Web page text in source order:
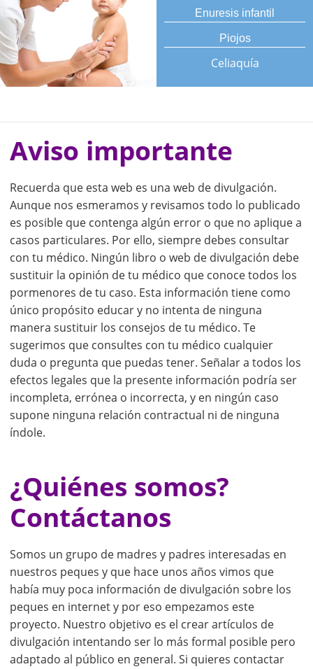
Enuresis infantil
Piojos
Celiaquía
Aviso importante
Recuerda que esta web es una web de divulgación.
Aunque nos esmeramos y revisamos todo lo publicado
es posible que contenga algún error o que no aplique a
casos particulares. Por ello, siempre debes consultar
con tu médico. Ningún libro o web de divulgación debe
sustituir la opinión de tu médico que conoce todos los
pormenores de tu caso. Esta información tiene como
único propósito educar y no intenta de ninguna
manera sustituir los consejos de tu médico. Te
sugerimos que consultes con tu médico cualquier
duda o pregunta que puedas tener. Señalar a todos los
efectos legales que la presente información podría ser
incompleta, errónea o incorrecta, y en ningún caso
supone ninguna relación contractual ni de ninguna
índole.
¿Quiénes somos?
Contáctanos
Somos un grupo de madres y padres interesadas en
nuestros peques y que hace unos años vimos que
había muy poca información de divulgación sobre los
peques en internet y por eso empezamos este
proyecto. Nuestro objetivo es el crear artículos de
divulgación intentando ser lo más formal posible pero
adaptado al público en general. Si quieres contactar